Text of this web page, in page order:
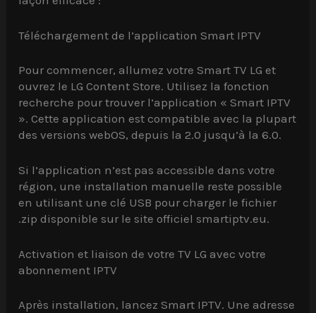
Téléchargement de l’application Smart IPTV
Pour commencer, allumez votre Smart TV LG et
ouvrez le LG Content Store. Utilisez la fonction
recherche pour trouver l’application « Smart IPTV
». Cette application est compatible avec la plupart
des versions webOS, depuis la 2.0 jusqu’à la 6.0.
Si l’application n’est pas accessible dans votre
région, une installation manuelle reste possible
en utilisant une clé USB pour charger le fichier
.zip disponible sur le site officiel smartiptv.eu.
Activation et liaison de votre TV LG avec votre
abonnement IPTV
Après installation, lancez Smart IPTV. Une adresse